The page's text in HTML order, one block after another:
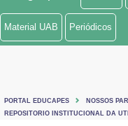
Ministério de Minas e Energia
Ministério do Turismo
Material UAB Periódicos
PORTAL EDUCAPES
NOSSOS
REPOSITORIO INSTITUCIONAL DA